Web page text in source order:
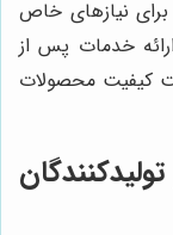
نیازهای خاص
خدمات پس از
کیفیت محصولات